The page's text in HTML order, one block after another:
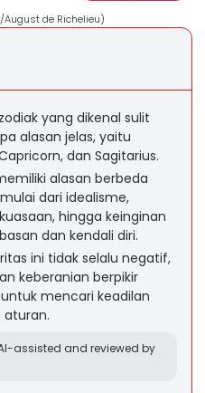
de Richelieu)
yang dikenal sulit
alasan jelas, yaitu
dan Sagitarius.
alasan berbeda
dari idealisme,
hingga keinginan
dan kendali diri.
ini tidak selalu negatif,
keberanian berpikir
mencari keadilan
aturan.
assisted and reviewed by